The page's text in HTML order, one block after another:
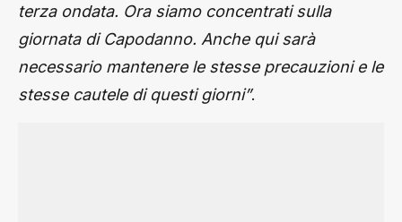
terza ondata. Ora siamo concentrati sulla
giornata di Capodanno. Anche qui sarà
necessario mantenere le stesse precauzioni e le
stesse cautele di questi giorni”.